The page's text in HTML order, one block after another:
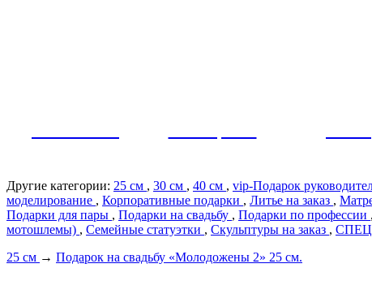
Другие категории: 25 см , 30 см , 40 см , vip-Подарок
моделирование , Корпоративные подарки , Литье на заказ ,
Подарки для пары , Подарки на свадьбу , Подарки по профеcсии ,
мотошлемы) , Семейные статуэтки , Скульптуры на заказ ,
25 см → Подарок на свадьбу «Молодожены 2» 25 см.